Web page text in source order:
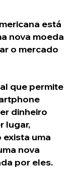
está
nova moeda
o mercado
dinheiro
lugar,
uma
nova
por eles.